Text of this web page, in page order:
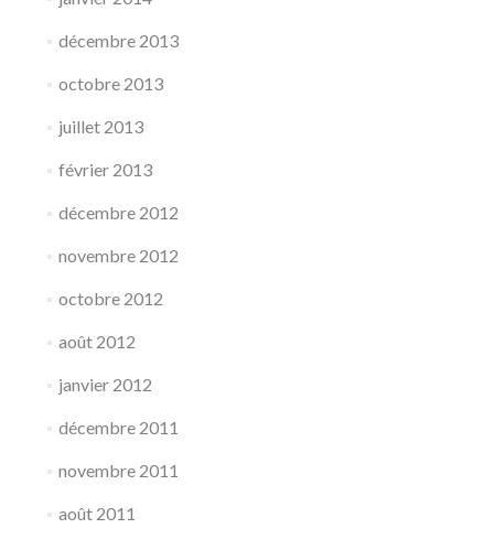
décembre 2013
octobre 2013
juillet 2013
février 2013
décembre 2012
novembre 2012
octobre 2012
août 2012
janvier 2012
décembre 2011
novembre 2011
août 2011